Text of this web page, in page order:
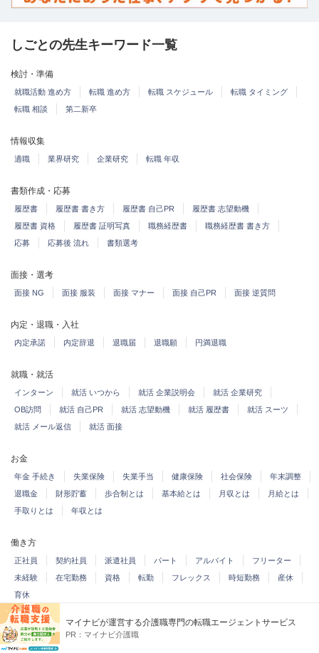
しごとの先生キーワード一覧
検討・準備
就職活動 進め方 転職 進め方 転職 スケジュール
転職 タイミング
転職 相談
第二新卒
情報収集
適職 業界研究 企業研究 転職 年収
書類作成・応募
履歴書 履歴書 書き方 履歴書 自己PR
履歴書 志望動機
履歴書 資格
履歴書 証明写真 職務経歴書
職務経歴書 書き方
応募
応募後 流れ 書類選考
面接・選考
面接 NG 面接 服装 面接 マナー 面接 自己PR 面接 逆質問
内定・退職・入社
内定承諾 内定辞退 退職届 退職願 円満退職
就職・就活
インターン 就活 いつから 就活 企業説明会
就活 企業研究
OB訪問
就活 自己PR 就活 志望動機 就活 履歴書
就活 スーツ
就活 メール返信
就活 面接
お金
年金 手続き 失業保険 失業手当 健康保険 社会保険
年末調整
退職金
財形貯蓄 歩合制とは 基本給とは 月収とは
月給とは
手取りとは
年収とは
働き方
正社員 契約社員 派遣社員 パート アルバイト
フリーター
未経験
在宅勤務 資格 転勤 フレックス 時短勤務
産休
育休
労働問題・法律
法律 有給休暇
マイナビが運営する介護職専門の転職エージェントサービス
PR： マイナビ介護職